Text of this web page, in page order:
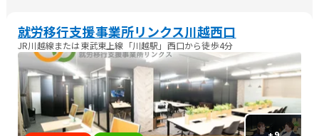
就労移行支援事業所リンクス川越西口
JR川越線または東武東上線「川越駅」西口から徒歩4分